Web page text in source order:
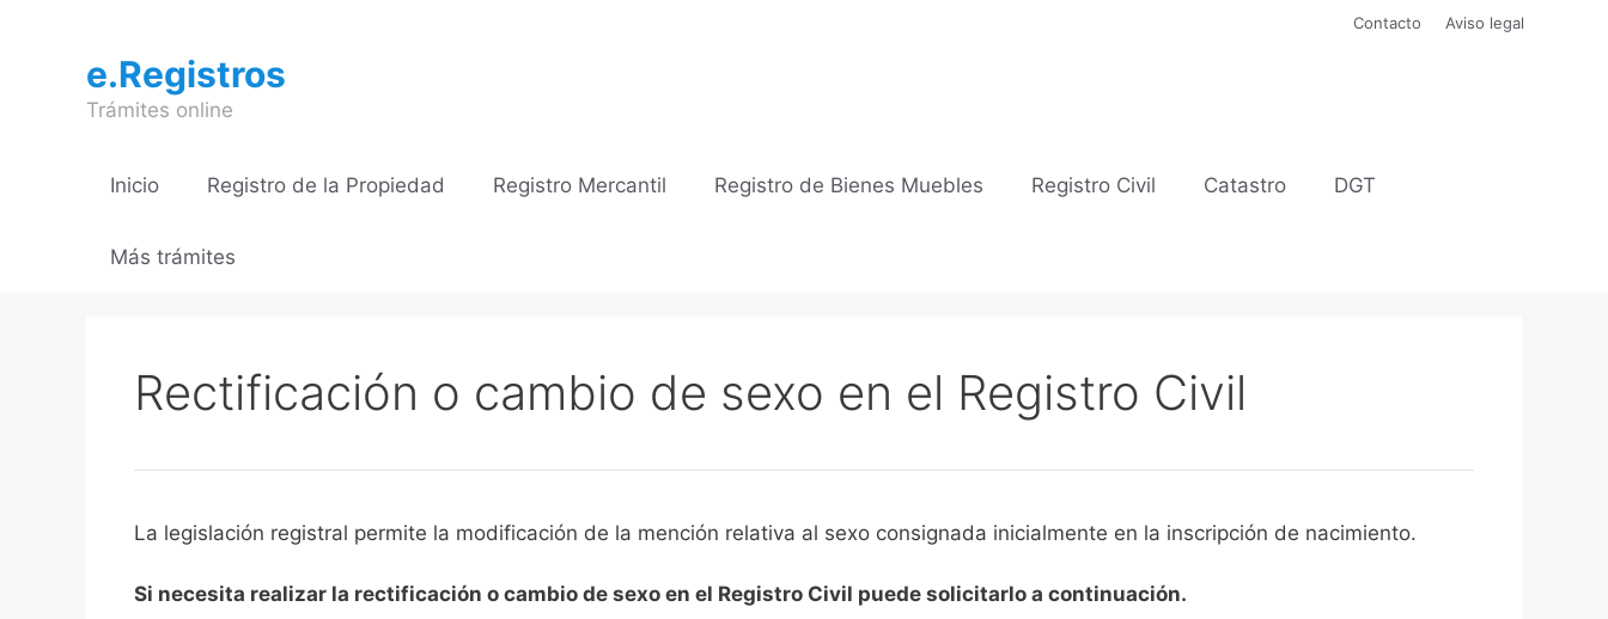
contenido
Contacto Aviso legal
e.Registros
Trámites online
Inicio Registro de la Propiedad Registro Mercantil Registro de Bienes Muebles Registro Civil Catastro DGT
Más trámites
Rectificación o cambio de sexo en el Registro Civil
​​​​​​​​​​​​​​​​​​​​​​​​​La legislación registral permite la modificación de la mención relativa al sexo consignada inicialmente en la inscripción de nacimiento.​
Si necesita realizar la rectificación o cambio de sexo en el Registro Civil puede solicitarlo a continuación.